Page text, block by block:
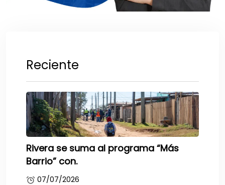
Reciente
Rivera se suma al programa “Más
Barrio” con.
07/07/2026